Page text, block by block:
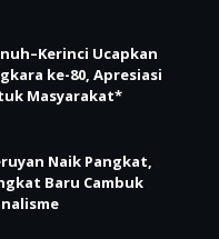
Ucapkan
ke-80, Apresiasi
Masyarakat*
Naik Pangkat,
Baru Cambuk